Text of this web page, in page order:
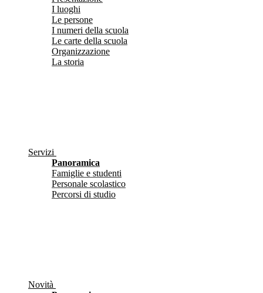
I luoghi
Le persone
I numeri della scuola
Le carte della scuola
Organizzazione
La storia
Servizi
Panoramica
Famiglie e studenti
Personale scolastico
Percorsi di studio
Novità